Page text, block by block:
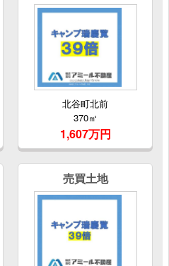
北谷町北前
370㎡
1,607万円
売買土地